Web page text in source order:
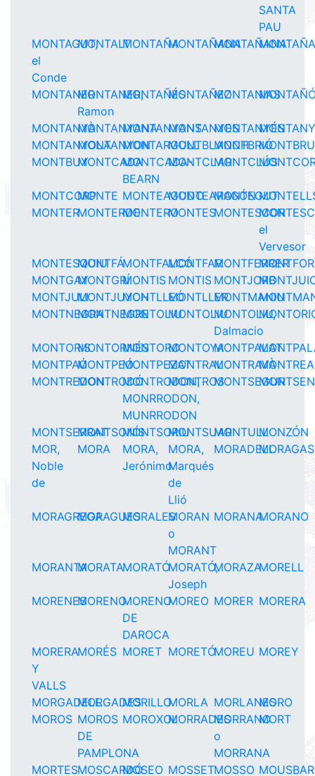
SANTA
PAU
MONTAGUT,
el
Conde
MONTALTMONTAÑAMONTAÑANAMONTAÑANA
MONTANERMONTANER,
Ramon
MONTAÑÉSMONTAÑEZMONTANIAS
MONTANYÀMONTANYANAMONTANYANSMONTANYESMONTANYÉS
MONTANYOLAMONTANYONMONTARGULLMONTBLANCH
MONTBRIÓMONTBRU
MONTBUYMONTCADAMONTCADA-
BEARN
MONTCLARMONTCLÚS
MONTCORPMONTE MONTEAGUDOMONTEARAGÓN
MONTEGUT
MONTERMONTERDEMONTEROMONTESMONTESCOR
el
Vervesor
MONTESQUIU
MONTFÁMONTFALCÓMONTFARMONTFERRER
MONTGAYMONTGRÍMONTIS MONTIS MONTJORB
MONTJULIMONTJUYCHMONTLLEÓMONTLLERMONTMANIU
MONTNEGRAMONTNEGREMONTOLIUMONTOLIUMONTOLIU,
Dalmacio
MONTORISMONTORNÉSMONTOROMONTOYAMONTPALAT
MONTPAÓMONTPEÓMONTPEZATMONTRALMONTRAVÀ
MONTREDONMONTRODÓMONTRODON,
MONRRODON,
MUNRRODON
MONTROSMONTSEGUR
MONTSERRATMONTSONÍSMONTSORIUMONTSUARMONTULLMONZÓN
MOR,
Noble
de
MORA
MORA,
Jerónimo
MORA,
Marqués
de
Llió
MORADELLMORAGAS
MORAGREGAMORAGUESMORALESMORAN
o
MORANT
MORANAMORANO
MORANTAMORATAMORATÓMORATÓ,
Joseph
MORAZAMORELL
MORENESMORENOMORENO
DE
DAROCA
MOREO MORER MORERA
MORERA
Y
VALLS
MORÉS MORET MORETÓMOREU MOREY
MORGADELLMORGADESMORILLOMORLA MORLANESMORO
MOROS MOROS
DE
PAMPLONA
MOROXOLMORRADESMORRANO
o
MORRANA
MORT
MORTESMOSCARDÓMOSEO MOSSETMOSSO MOUSBAR